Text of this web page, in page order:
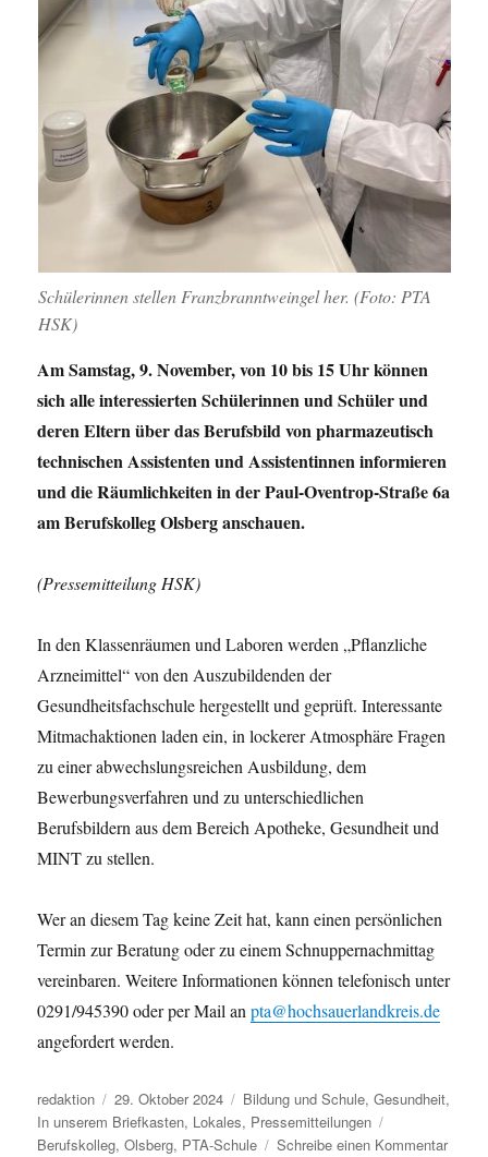
Schülerinnen stellen Franzbranntweingel her. (Foto: PTA
HSK)
Am Samstag, 9. November, von 10 bis 15 Uhr können
sich alle interessierten Schülerinnen und Schüler und
deren Eltern über das Berufsbild von pharmazeutisch
technischen Assistenten und Assistentinnen informieren
und die Räumlichkeiten in der Paul-Oventrop-Straße 6a
am Berufskolleg Olsberg anschauen.
(Pressemitteilung HSK)
In den Klassenräumen und Laboren werden „Pflanzliche
Arzneimittel“ von den Auszubildenden der
Gesundheitsfachschule hergestellt und geprüft. Interessante
Mitmachaktionen laden ein, in lockerer Atmosphäre Fragen
zu einer abwechslungsreichen Ausbildung, dem
Bewerbungsverfahren und zu unterschiedlichen
Berufsbildern aus dem Bereich Apotheke, Gesundheit und
MINT zu stellen.
Wer an diesem Tag keine Zeit hat, kann einen persönlichen
Termin zur Beratung oder zu einem Schnuppernachmittag
vereinbaren. Weitere Informationen können telefonisch unter
0291/945390 oder per Mail anpta@hochsauerlandkreis.de
angefordert werden.
Autor
redaktion
Veröffentlicht
am
29. Oktober 2024 Kategorien
Bildung und Schule,Gesundheit,
In unserem Briefkasten, Lokales, Pressemitteilungen
Berufskolleg,Olsberg, PTA-Schule Schreibe einen Kommentarzu